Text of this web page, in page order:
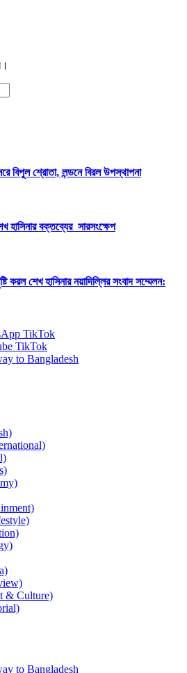
বিপুল শ্রোতা, লন্ডনে বিরল উপস্থাপনা
হাসিনার বক্তব্যের সারসংক্ষেপ
করল শেখ হাসিনার নয়াদিল্লির সংবাদ সম্মেলন:
TikTok
TikTok
& Culture)